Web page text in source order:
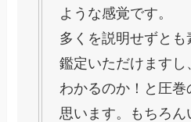
ような感覚です。
多くを説明せずとも
鑑定いただけます
わかるのか！と圧巻
思います。もちろ